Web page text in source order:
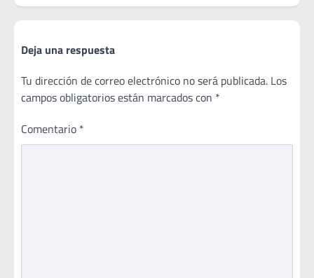
Deja una respuesta
Tu dirección de correo electrónico no será publicada. Los
campos obligatorios están marcados con *
Comentario *